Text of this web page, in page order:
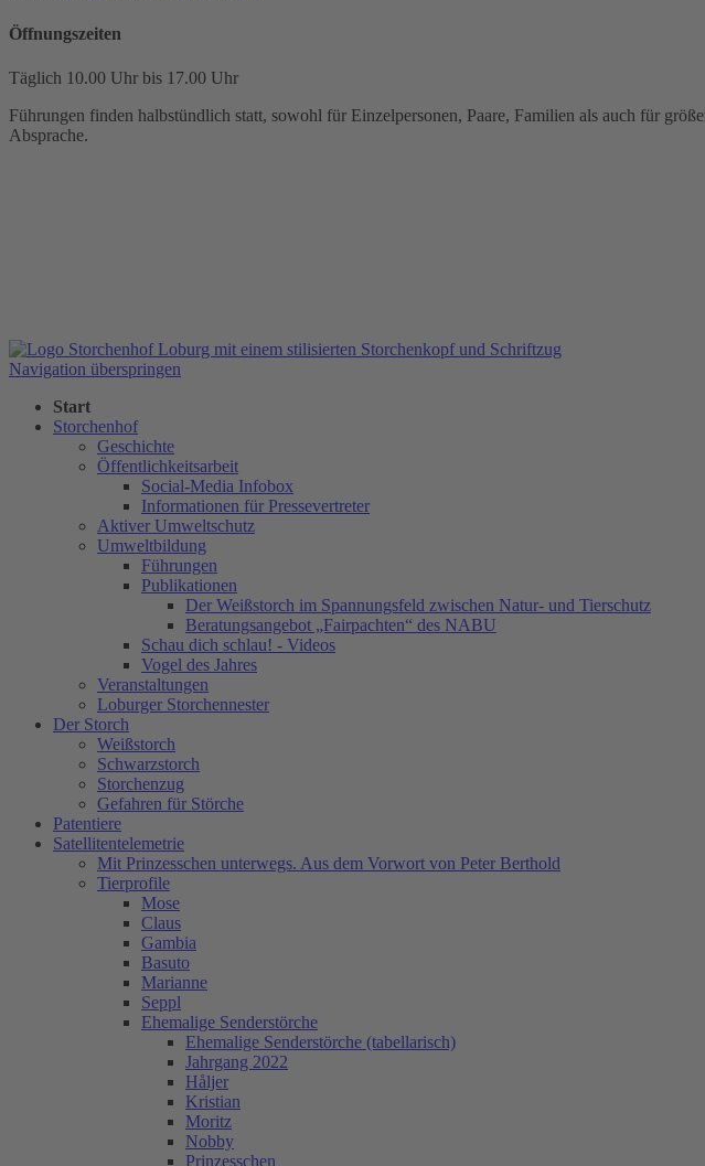
Öffnungszeiten
Täglich 10.00 Uhr bis 17.00 Uhr
Führungen finden halbstündlich statt, sowohl für Einzelpersonen, Paare, Familien als auch für
Absprache.
Navigation überspringen
Start
Storchenhof
Geschichte
Öffentlichkeitsarbeit
Social-Media Infobox
Informationen für Pressevertreter
Aktiver Umweltschutz
Umweltbildung
Führungen
Publikationen
Der Weißstorch im Spannungsfeld zwischen Natur- und Tierschutz
Beratungsangebot „Fairpachten“ des NABU
Schau dich schlau! - Videos
Vogel des Jahres
Veranstaltungen
Loburger Storchennester
Der Storch
Weißstorch
Schwarzstorch
Storchenzug
Gefahren für Störche
Patentiere
Satellitentelemetrie
Mit Prinzesschen unterwegs. Aus dem Vorwort von Peter Berthold
Tierprofile
Mose
Claus
Gambia
Basuto
Marianne
Seppl
Ehemalige Senderstörche
Ehemalige Senderstörche (tabellarisch)
Jahrgang 2022
Håljer
Kristian
Moritz
Nobby
Prinzesschen